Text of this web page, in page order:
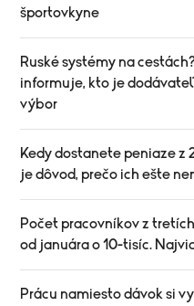
športovkyne
Ruské systémy na
informuje, kto je
výbor
Kedy dostanete peniaze z
je dôvod, prečo ich ešte
Počet pracovníkov z
od januára o 10-tisíc.
Prácu namiesto dávok si